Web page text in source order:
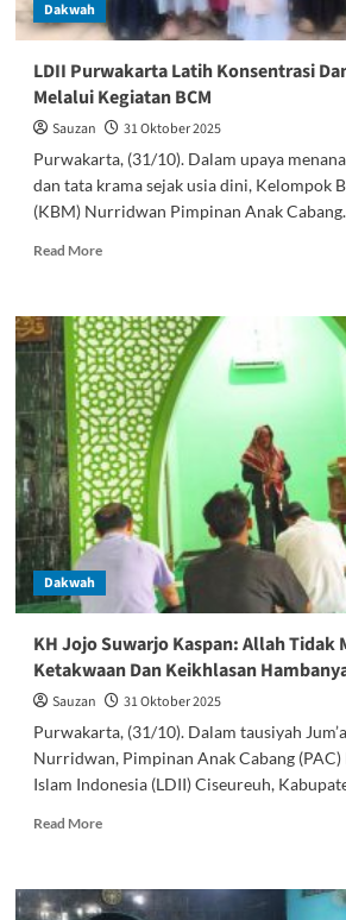
Dakwah
LDII Purwakarta Latih Konsentrasi
Melalui Kegiatan BCM
Sauzan
31 Oktober 2025
Purwakarta, (31/10). Dalam upaya
dan tata krama sejak usia dini, Kelompok
(KBM) Nurridwan Pimpinan Anak
Read MoreRead
LDII
Purwakarta
Latih
Konsentrasi
Dan
Akhlak
Sejak
Dini
Melalui
Kegiatan
BCM
Dakwah
KH Jojo Suwarjo Kaspan: Allah Tidak
Ketakwaan Dan Keikhlasan
Sauzan
31 Oktober 2025
Purwakarta, (31/10). Dalam tausiyah
Nurridwan, Pimpinan Anak Cabang (PAC)
Islam Indonesia (LDII) Ciseureuh,
Read MoreRead
KH
Jojo